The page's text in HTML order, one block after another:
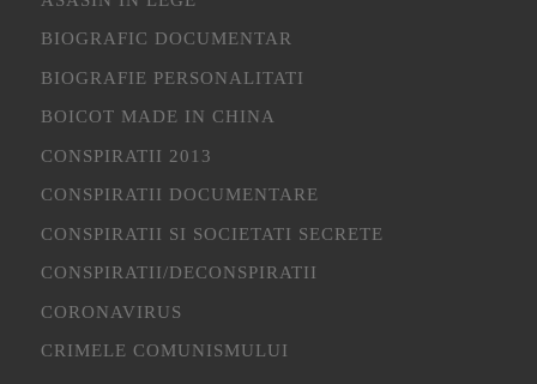
BIOGRAFIC DOCUMENTAR
BIOGRAFIE PERSONALITATI
BOICOT MADE IN CHINA
CONSPIRATII 2013
CONSPIRATII DOCUMENTARE
CONSPIRATII SI SOCIETATI SECRETE
CONSPIRATII/DECONSPIRATII
CORONAVIRUS
CRIMELE COMUNISMULUI